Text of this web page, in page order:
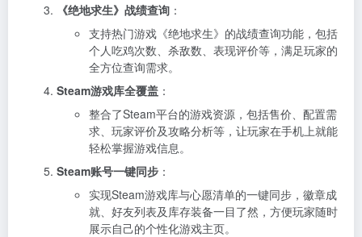
《绝地求生》战绩查询 ：
支持热门游戏《绝地求生》的战绩查询功能，包括
个人吃鸡次数、杀敌数、表现评价等，满足玩家的
全方位查询需求。
Steam游戏库全覆盖 ：
整合了Steam平台的游戏资源，包括售价、配置需
求、玩家评价及攻略分析等，让玩家在手机上就能
轻松掌握游戏信息。
Steam账号一键同步 ：
实现Steam游戏库与心愿清单的一键同步，徽章成
就、好友列表及库存装备一目了然，方便玩家随时
展示自己的个性化游戏主页。